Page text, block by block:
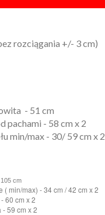
rozciągania +/- 3 cm)
- 51 cm
pachami - 58 cm x 2
min/max - 30/ 59 cm x 2
105 cm
( min/max) - 34 cm / 42 cm x 2
60 cm x 2
- 59 cm x 2